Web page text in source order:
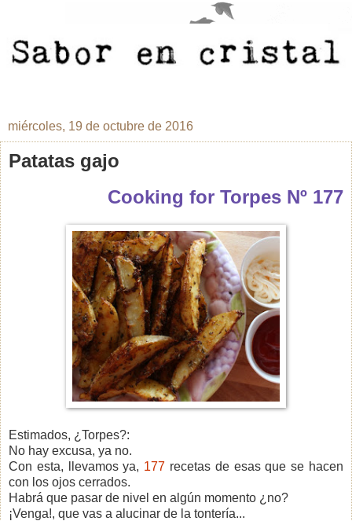
miércoles, 19 de octubre de 2016
Patatas gajo
Cooking for Torpes Nº 177
Estimados, ¿Torpes?:
No hay excusa, ya no.
Con esta, llevamos ya, 177 recetas de esas que se hacen
con los ojos cerrados.
Habrá que pasar de nivel en algún momento ¿no?
¡Venga!, que vas a alucinar de la tontería...